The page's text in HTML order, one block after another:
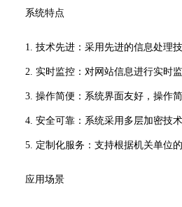
系统特点
1. 技术先进：采用先进的信息处理
2. 实时监控：对网站信息进行实时监
3. 操作简便：系统界面友好，操作简
4. 安全可靠：系统采用多层加密技术
5. 定制化服务：支持根据机关单位的
应用场景